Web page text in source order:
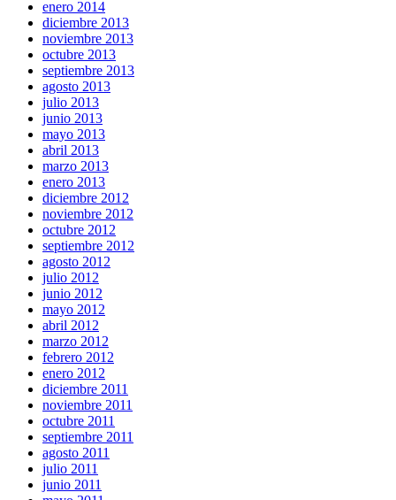
enero 2014
diciembre 2013
noviembre 2013
octubre 2013
septiembre 2013
agosto 2013
julio 2013
junio 2013
mayo 2013
abril 2013
marzo 2013
enero 2013
diciembre 2012
noviembre 2012
octubre 2012
septiembre 2012
agosto 2012
julio 2012
junio 2012
mayo 2012
abril 2012
marzo 2012
febrero 2012
enero 2012
diciembre 2011
noviembre 2011
octubre 2011
septiembre 2011
agosto 2011
julio 2011
junio 2011